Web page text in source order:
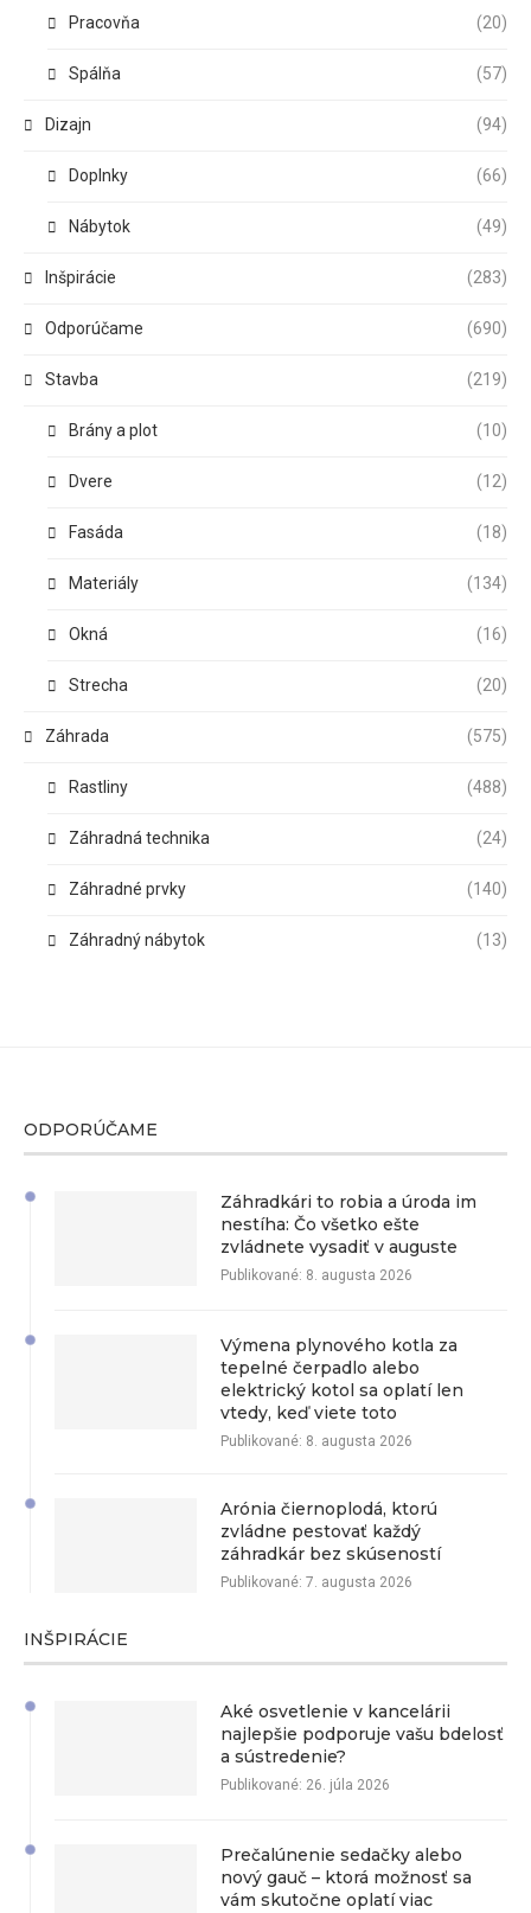
Pracovňa (20)
Spálňa (57)
Dizajn (94)
Doplnky (66)
Nábytok (49)
Inšpirácie (283)
Odporúčame (690)
Stavba (219)
Brány a plot (10)
Dvere (12)
Fasáda (18)
Materiály (134)
Okná (16)
Strecha (20)
Záhrada (575)
Rastliny (488)
Záhradná technika (24)
Záhradné prvky (140)
Záhradný nábytok (13)
ODPORÚČAME
Záhradkári to robia a úroda im
nestíha: Čo všetko ešte
zvládnete vysadiť v auguste
Publikované: 8. augusta 2026
Výmena plynového kotla za
tepelné čerpadlo alebo
elektrický kotol sa oplatí len
vtedy, keď viete toto
Publikované: 8. augusta 2026
Arónia čiernoplodá, ktorú
zvládne pestovať každý
záhradkár bez skúseností
Publikované: 7. augusta 2026
INŠPIRÁCIE
Aké osvetlenie v kancelárii
najlepšie podporuje vašu bdelosť
a sústredenie?
Publikované: 26. júla 2026
Prečalúnenie sedačky alebo
nový gauč – ktorá možnosť sa
vám skutočne oplatí viac